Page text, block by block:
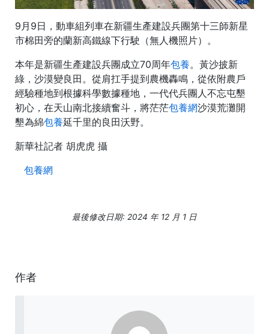
9月9日，動車組列車在新疆生產建設兵團第十三師新星
市棉田旁的蘭新高鐵線下行駛（無人機照片）。
本年是新疆生產建設兵團成立70周年包養。黃沙披新
綠，沙漠變良田。從肩扛手提到農機轟鳴，從依附農戶
經驗種地到根據科學數據種地，一代代兵團人不忘屯墾
初心，在天山南北接續奮斗，將茫茫包養網沙漠荒灘開
墾為綿包養延千里的良田沃野。
新華社記者 胡虎虎 攝
包養網
最後修改日期: 2024 年 12 月 1 日
作者